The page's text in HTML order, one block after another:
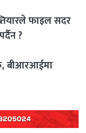
फाइल सदर
?
बीआरआईमा